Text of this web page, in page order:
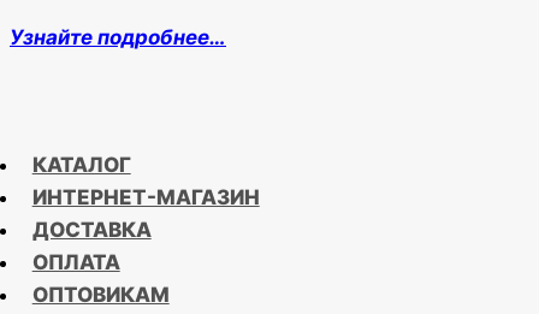
Узнайте подробнее…
КАТАЛОГ
ИНТЕРНЕТ-МАГАЗИН
ДОСТАВКА
ОПЛАТА
ОПТОВИКАМ